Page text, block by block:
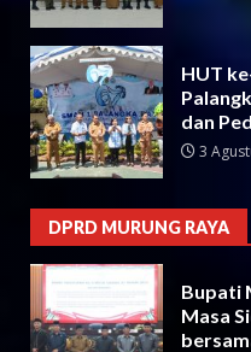
HUT
dan
3
DPRD MURUNG RAYA
Bupati
Masa